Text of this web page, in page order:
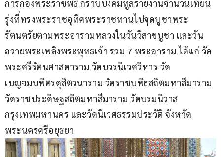
การกองพระราชพิธี กราบบังคมทูลรายงานจำนวนเทียน
รุ่งที่ทรงพระราชอุทิศพระราชทานไปจุดบูชาพระ
รัตนตรัยตามพระอารามหลวงในวันวิสาขบูชา และวัน
ถวายพระเพลิงพระพุทธเจ้า รวม 7 พระอาราม ได้แก่ วัด
พระศรีรัตนศาสดาราม วัดบวรนิเวศวิหาร วัด
เบญจมบพิตรดุสิตวนาราม วัดราชบพิธสถิตมหาสีมาราม
วัดราชประดิษฐสถิตมหาสีมาราม วัดบรมนิวาส
กรุงเทพมหานคร และวัดนิเวศธรรมประวัติ จังหวัด
พระนครศรีอยุธยา